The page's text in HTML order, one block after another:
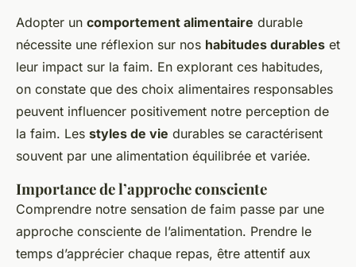
Adopter un comportement alimentaire durable
nécessite une réflexion sur nos habitudes durables et
leur impact sur la faim. En explorant ces habitudes,
on constate que des choix alimentaires responsables
peuvent influencer positivement notre perception de
la faim. Les styles de vie durables se caractérisent
souvent par une alimentation équilibrée et variée.
Importance de l’approche consciente
Comprendre notre sensation de faim passe par une
approche consciente de l’alimentation. Prendre le
temps d’apprécier chaque repas, être attentif aux